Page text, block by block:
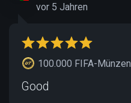
vor 5 Jahren
100.000 FIFA-Münzen
Good